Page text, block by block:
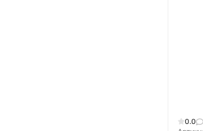
0.0